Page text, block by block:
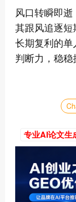
风口转瞬即
其跟风追逐
长期复利的
判断力，稳稳
专业AI论文生